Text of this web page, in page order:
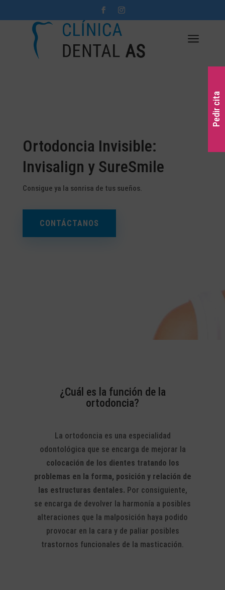
a
Ortodoncia Invisible:
Invisalign y SureSmile
Consigue ya la sonrisa de tus sueños.
CONTÁCTANOS
¿Cuál es la función de la
ortodoncia?
La ortodoncia es una especialidad
odontológica que se encarga de mejorar la
colocación de los dientes tratando los
problemas en la forma, posición y relación de
las estructuras dentales. Por consiguiente,
se encarga de devolver la harmonía a posibles
alteraciones que la malposición haya podido
provocar en la cara y de paliar posibles
trastornos funcionales de la masticación.
Pedir cita